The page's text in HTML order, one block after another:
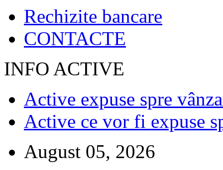
Rechizite bancare
CONTACTE
INFO ACTIVE
Active expuse spre
Active ce vor fi expuse
August 05, 2026